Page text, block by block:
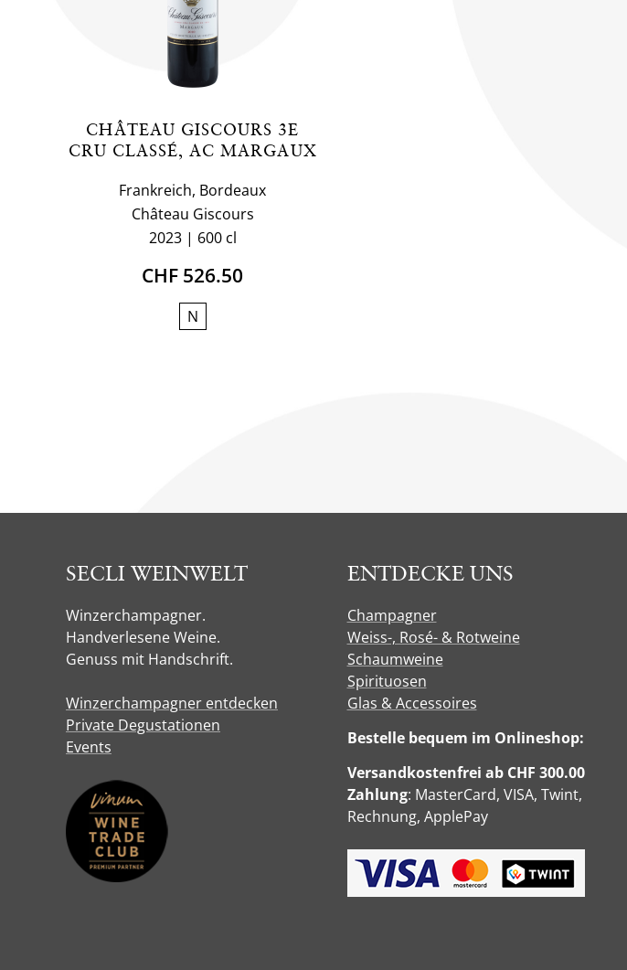
CHÂTEAU GISCOURS 3E
CRU CLASSÉ, AC MARGAUX
Frankreich, Bordeaux
Château Giscours
2023
600 cl
CHF 526.50
N
SECLI WEINWELT
Winzerchampagner.
Handverlesene Weine.
Genuss mit Handschrift.
Winzerchampagner entdecken
Private Degustationen
Events
ENTDECKE UNS
Champagner
Weiss-, Rosé- & Rotweine
Schaumweine
Spirituosen
Glas & Accessoires
Bestelle bequem im Onlineshop:
Versandkostenfrei ab CHF 300.00
Zahlung: MasterCard, VISA, Twint,
Rechnung, ApplePay